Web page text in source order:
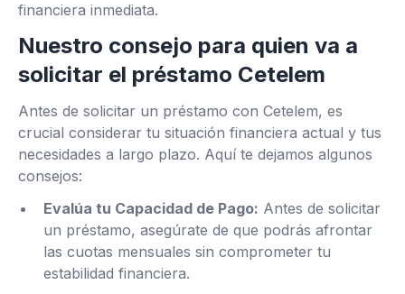
financiera inmediata.
Nuestro consejo para quien va a
solicitar el préstamo Cetelem
Antes de solicitar un préstamo con Cetelem, es
crucial considerar tu situación financiera actual y tus
necesidades a largo plazo. Aquí te dejamos algunos
consejos:
Evalúa tu Capacidad de Pago: Antes de solicitar
un préstamo, asegúrate de que podrás afrontar
las cuotas mensuales sin comprometer tu
estabilidad financiera.